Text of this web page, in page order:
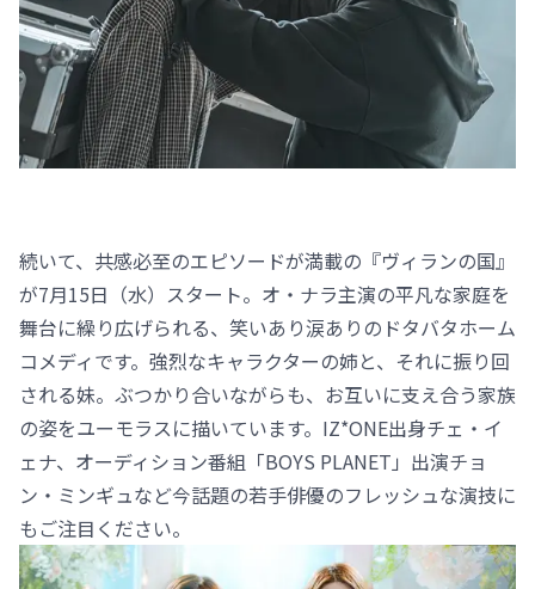
続いて、共感必至のエピソードが満載の『ヴィランの国』
が7月15日（水）スタート。オ・ナラ主演の平凡な家庭を
舞台に繰り広げられる、笑いあり涙ありのドタバタホーム
コメディです。強烈なキャラクターの姉と、それに振り回
される妹。ぶつかり合いながらも、お互いに支え合う家族
の姿をユーモラスに描いています。IZ*ONE出身チェ・イ
ェナ、オーディション番組「BOYS PLANET」出演チョ
ン・ミンギュなど今話題の若手俳優のフレッシュな演技に
もご注目ください。